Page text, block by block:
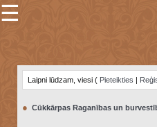
×
☰
Laipni lūdzam, viesi ( Pieteikties |
● Cūkkārpas Raganības un